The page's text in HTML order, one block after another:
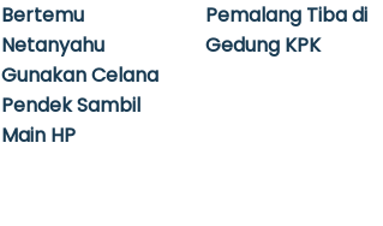
Bertemu
Netanyahu
Gunakan Celana
Pendek Sambil
Main HP
Pemalang Tiba di
Gedung KPK